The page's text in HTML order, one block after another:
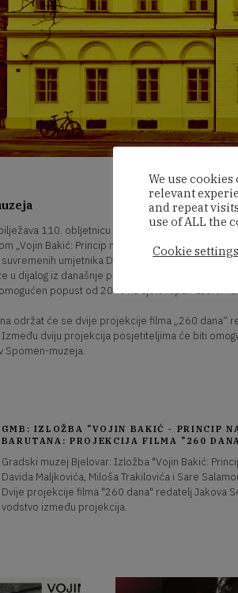
110. obljetnicu rođenja Vojina Bakića,
„Vojin Bakić: Princip nade“. Izložba donosi uvid
umjetnika Davida Maljkovića, Miloša
u dijalog iz današnje perspektive. U sklopu
popust od 20 % na cjelokupan
održat će se dvije projekcije filma „260 dana“
dviju projekcija posjetiteljima će biti
Spomen-muzeja.
GMB: IZLOŽBA "VOJIN BAKIĆ - PRINCIP
BARUTANA: PROJEKCIJA FILMA "260
Gradski muzej Bjelovar: Izložba "Vojin Bakić:
Davida Maljkovića, Miloša Trakilovića i Sare
Dvije projekcije filma "260 dana" redatelj Jakova
vodstvo između projekcija.
We use
relevant
and repeat
use of ALL the
Cookie settings